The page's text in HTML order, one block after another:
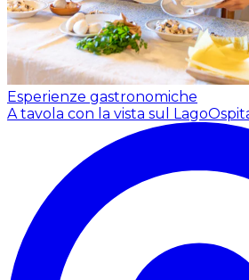
Esperienze gastronomiche
A tavola con la vista sul Lago